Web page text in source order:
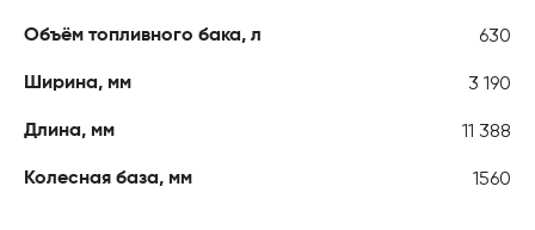
Объём топливного бака, л 630
Ширина, мм 3 190
Длина, мм 11 388
Колесная база, мм 1560